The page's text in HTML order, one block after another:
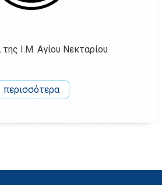
Ι.Μ. Αγίου Νεκταρίου
περισσότερα